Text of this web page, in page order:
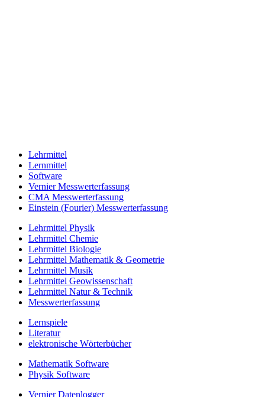
Lehrmittel
Lernmittel
Software
Vernier Messwerterfassung
CMA Messwerterfassung
Einstein (Fourier) Messwerterfassung
Lehrmittel Physik
Lehrmittel Chemie
Lehrmittel Biologie
Lehrmittel Mathematik & Geometrie
Lehrmittel Musik
Lehrmittel Geowissenschaft
Lehrmittel Natur & Technik
Messwerterfassung
Lernspiele
Literatur
elektronische Wörterbücher
Mathematik Software
Physik Software
Vernier Datenlogger